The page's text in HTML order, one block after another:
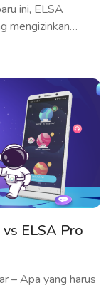
ini, ELSA
mengizinkan
AI. Yuk
artikel di
pada September
aplikasi ELSA
komunikasi
ELSA Pro
– Apa yang harus